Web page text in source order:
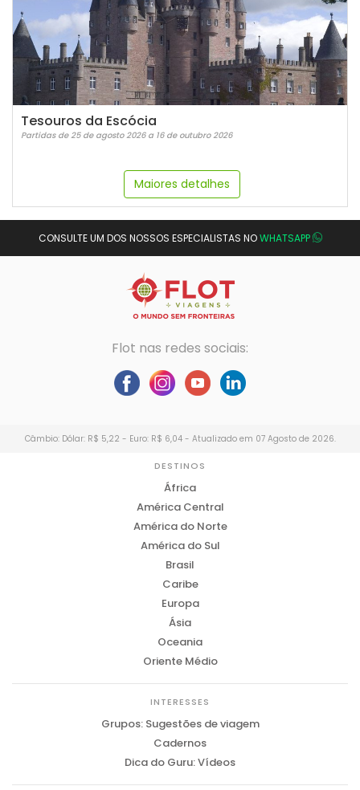
Tesouros da Escócia
Partidas de 25 de agosto 2026 a 16 de outubro 2026
Maiores detalhes
CONSULTE UM DOS NOSSOS ESPECIALISTAS NOWHATSAPP
Flot nas redes sociais:
Câmbio: Dólar: R$ 5,22 - Euro: R$ 6,04 - Atualizado em 07 Agosto de 2026.
DESTINOS
África
América Central
América do Norte
América do Sul
Brasil
Caribe
Europa
Ásia
Oceania
Oriente Médio
INTERESSES
Grupos: Sugestões de viagem
Cadernos
Dica do Guru: Vídeos